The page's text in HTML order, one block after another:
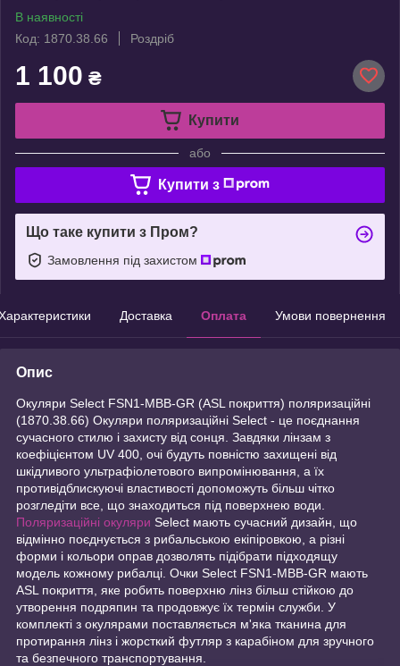
В наявності
Код: 1870.38.66
Роздріб
1 100 ₴
Купити
або
Купити з
Що таке купити з Пром?
Замовлення під захистом
Доставка Оплата Умови повернення
Опис
Окуляри Select FSN1-MBB-GR (ASL покриття) поляризаційні
(1870.38.66) Окуляри поляризаційні Select - це поєднання
сучасного стилю і захисту від сонця. Завдяки лінзам з
коефіцієнтом UV 400, очі будуть повністю захищені від
шкідливого ультрафіолетового випромінювання, а їх
противідблискуючі властивості допоможуть більш чітко
розгледіти все, що знаходиться під поверхнею води.
Поляризаційні окуляри Select мають сучасний дизайн, що
відмінно поєднується з рибальською екіпіровкою, а різні
форми і кольори оправ дозволять підібрати підходящу
модель кожному рибалці. Очки Select FSN1-MBB-GR мають
ASL покриття, яке робить поверхню лінз більш стійкою до
утворення подряпин та продовжує їх термін служби. У
комплекті з окулярами поставляється м'яка тканина для
протирання лінз і жорсткий футляр з карабіном для зручного
та безпечного транспортування.